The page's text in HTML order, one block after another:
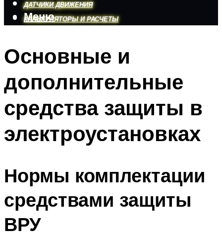
ДАТЧИКИ ДВИЖЕНИЯ
КАЛЬКУЛЯТОРЫ И РАСЧЕТЫ
Меню
Меню
Основные и
дополнительные
средства защиты в
электроустановках
Нормы комплектации
средствами защиты
ВРУ